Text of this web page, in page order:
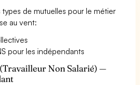
types de mutuelles pour le métier
au vent:
pour les indépendants
Non Salarié) —